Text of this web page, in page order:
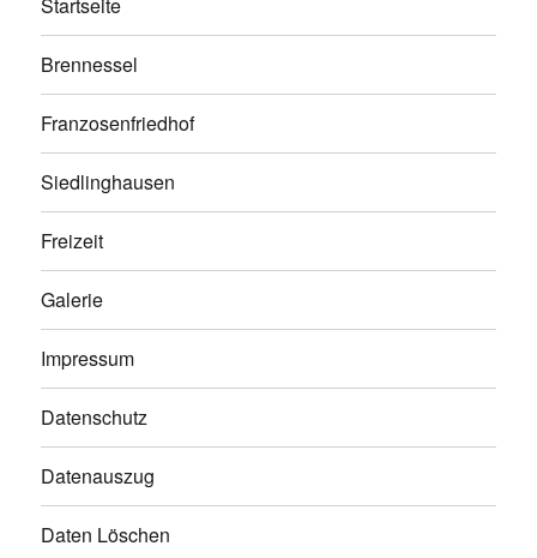
Startseite
Brennessel
Franzosenfriedhof
Siedlinghausen
Freizeit
Galerie
Impressum
Datenschutz
Datenauszug
Daten Löschen